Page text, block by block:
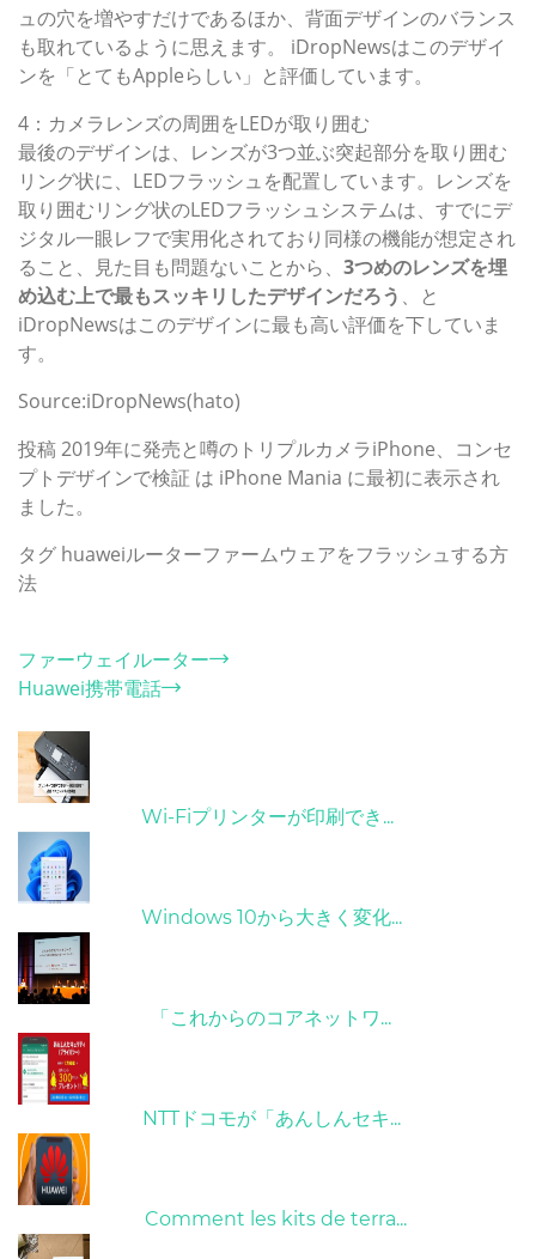
ュの穴を増やすだけであるほか、背面デザインのバランス
も取れているように思えます。 iDropNewsはこのデザイ
ンを「とてもAppleらしい」と評価しています。
4：カメラレンズの周囲をLEDが取り囲む
最後のデザインは、レンズが3つ並ぶ突起部分を取り囲む
リング状に、LEDフラッシュを配置しています。レンズを
取り囲むリング状のLEDフラッシュシステムは、すでにデ
ジタル一眼レフで実用化されており同様の機能が想定され
ること、見た目も問題ないことから、 3つめのレンズを埋
め込む上で最もスッキリしたデザインだろう 、と
iDropNewsはこのデザインに最も高い評価を下していま
す。
Source:iDropNews(hato)
投稿 2019年に発売と噂のトリプルカメラiPhone、コンセ
プトデザインで検証 は iPhone Mania に最初に表示され
ました。
タグ huaweiルーターファームウェアをフラッシュする方
法
ファーウェイルーター
Huawei携帯電話
Wi-Fiプリンターが印刷でき...
Windows 10から大きく変化...
「これからのコアネットワ...
NTTドコモが「あんしんセキ...
Comment les kits de terra...